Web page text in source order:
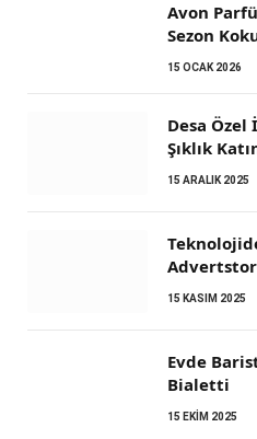
Avon
Sezon
15 OCAK 2026
Desa
Şıklık
15 ARALIK 2025
15 KASIM 2025
Evde
Bialetti
15 EKIM 2025